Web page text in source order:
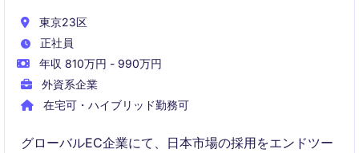
東京23区
正社員
年収 810万円 - 990万円
外資系企業
在宅可・ハイブリッド勤務可
グローバルEC企業にて、日本市場の採用をエンドツー